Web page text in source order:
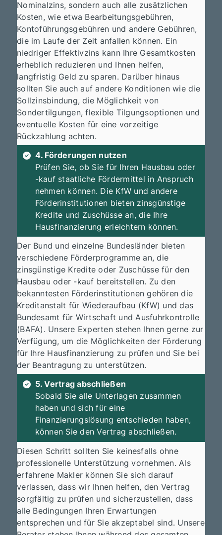
Nominalzins, sondern auch alle zusätzlichen
Kosten, wie etwa Bearbeitungsgebühren,
Kontoführungsgebühren und andere Gebühren,
die im Laufe der Zeit anfallen können. Ein
niedriger Effektivzins kann Ihre Gesamtkosten
erheblich reduzieren und Ihnen helfen,
langfristig Geld zu sparen. Darüber hinaus
sollten Sie auch auf andere Konditionen wie die
Sollzinsbindung, die Möglichkeit von
Sondertilgungen, flexible Tilgungsoptionen und
eventuelle Kosten für eine vorzeitige
Rückzahlung achten.
4. Förderungen nutzen
Prüfen Sie, ob Sie für Ihren Hausbau oder
-kauf staatliche Fördermittel in Anspruch
nehmen können. Die KfW und andere
Förderinstitutionen bieten zinsgünstige
Kredite und Zuschüsse an, die Ihre
Hausfinanzierung erleichtern können.
Der Bund und einzelne Bundesländer bieten
verschiedene Förderprogramme an, die
zinsgünstige Kredite oder Zuschüsse für den
Hausbau oder -kauf bereitstellen. Zu den
bekanntesten Förderinstitutionen gehören die
Kreditanstalt für Wiederaufbau (KfW) und das
Bundesamt für Wirtschaft und Ausfuhrkontrolle
(BAFA). Unsere Experten stehen Ihnen gerne zur
Verfügung, um die Möglichkeiten der Förderung
für Ihre Hausfinanzierung zu prüfen und Sie bei
der Beantragung zu unterstützen.
5. Vertrag abschließen
Sobald Sie alle Unterlagen zusammen
haben und sich für eine
Finanzierungslösung entschieden haben,
können Sie den Vertrag abschließen.
Diesen Schritt sollten Sie keinesfalls ohne
professionelle Unterstützung vornehmen. Als
erfahrene Makler können Sie sich darauf
verlassen, dass wir Ihnen helfen, den Vertrag
sorgfältig zu prüfen und sicherzustellen, dass
alle Bedingungen Ihren Erwartungen
entsprechen und für Sie akzeptabel sind. Unsere